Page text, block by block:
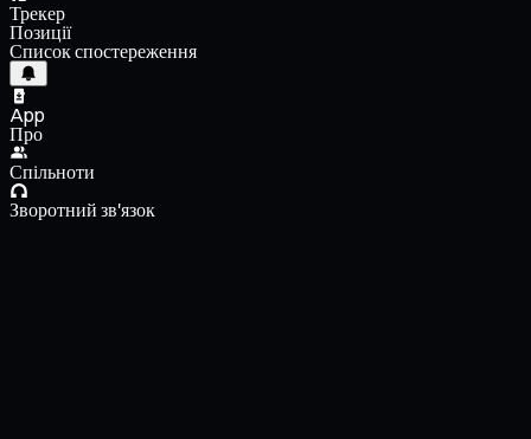
Трекер
Позиції
Список спостереження
App
Про
Спільноти
Зворотний зв'язок